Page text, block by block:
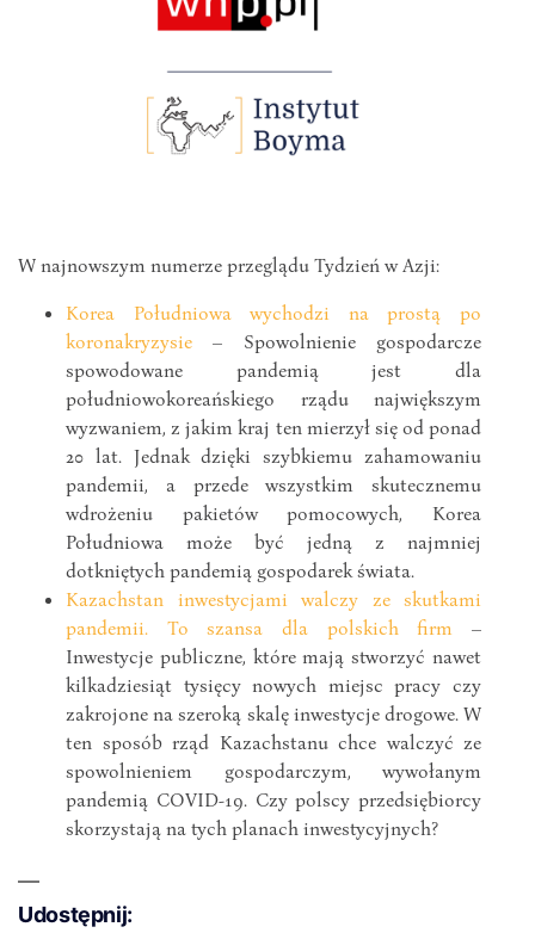
W najnowszym numerze przeglądu Tydzień w Azji:
Korea Południowa wychodzi na prostą po
koronakryzysie – Spowolnienie gospodarcze
spowodowane pandemią jest dla
południowokoreańskiego rządu największym
wyzwaniem, z jakim kraj ten mierzył się od ponad
20 lat. Jednak dzięki szybkiemu zahamowaniu
pandemii, a przede wszystkim skutecznemu
wdrożeniu pakietów pomocowych, Korea
Południowa może być jedną z najmniej
dotkniętych pandemią gospodarek świata.
Kazachstan inwestycjami walczy ze skutkami
pandemii. To szansa dla polskich firm
–
Inwestycje publiczne, które mają stworzyć nawet
kilkadziesiąt tysięcy nowych miejsc pracy czy
zakrojone na szeroką skalę inwestycje drogowe. W
ten sposób rząd Kazachstanu chce walczyć ze
spowolnieniem gospodarczym, wywołanym
pandemią COVID-19. Czy polscy przedsiębiorcy
skorzystają na tych planach inwestycyjnych?
Udostępnij: